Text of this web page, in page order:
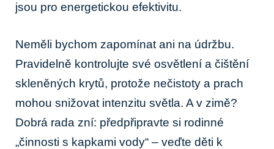
jsou pro energetickou efektivitu.
Neměli bychom zapomínat ani na údržbu.
Pravidelně kontrolujte své ‍osvětlení a čištění
skleněných krytů,‌ protože nečistoty a ⁢prach
mohou snižovat intenzitu světla. A v zimě?
Dobrá rada zní: předpřipravte si rodinné
„činnosti s kapkami⁢ vody“ – veďte děti k​